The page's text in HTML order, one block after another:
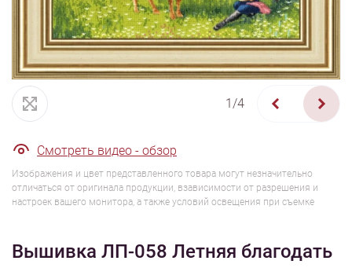
1/4
Смотреть видео - обзор
Изображения и цвет представленного товара могут незначительно
отличаться от оригинала продукции, взависимости от разрешения и
настроек вашего монитора, а также условий освещения при съемке
Вышивка ЛП-058 Летняя благодать